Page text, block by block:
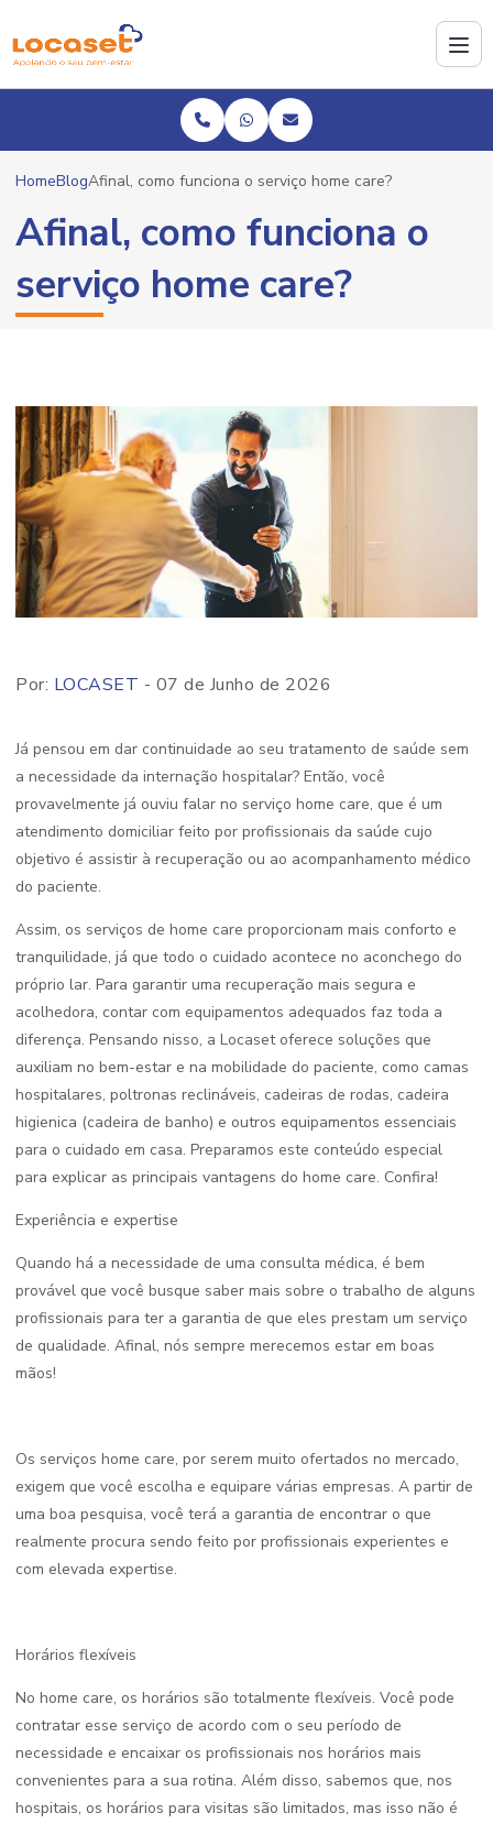
HomeBlogAfinal, como funciona o serviço home care?
Afinal, como funciona o
serviço home care?
Por: LOCASET - 07 de Junho de 2026
Já pensou em dar continuidade ao seu tratamento de saúde sem
a necessidade da internação hospitalar? Então, você
provavelmente já ouviu falar no serviço home care, que é um
atendimento domiciliar feito por profissionais da saúde cujo
objetivo é assistir à recuperação ou ao acompanhamento médico
do paciente.
Assim, os serviços de home care proporcionam mais conforto e
tranquilidade, já que todo o cuidado acontece no aconchego do
próprio lar. Para garantir uma recuperação mais segura e
acolhedora, contar com equipamentos adequados faz toda a
diferença. Pensando nisso, a Locaset oferece soluções que
auxiliam no bem-estar e na mobilidade do paciente, como camas
hospitalares, poltronas reclináveis, cadeiras de rodas, cadeira
higienica (cadeira de banho) e outros equipamentos essenciais
para o cuidado em casa. Preparamos este conteúdo especial
para explicar as principais vantagens do home care. Confira!
Experiência e expertise
Quando há a necessidade de uma consulta médica, é bem
provável que você busque saber mais sobre o trabalho de alguns
profissionais para ter a garantia de que eles prestam um serviço
de qualidade. Afinal, nós sempre merecemos estar em boas
mãos!
Os serviços home care, por serem muito ofertados no mercado,
exigem que você escolha e equipare várias empresas. A partir de
uma boa pesquisa, você terá a garantia de encontrar o que
realmente procura sendo feito por profissionais experientes e
com elevada expertise.
Horários flexíveis
No home care, os horários são totalmente flexíveis. Você pode
contratar esse serviço de acordo com o seu período de
necessidade e encaixar os profissionais nos horários mais
convenientes para a sua rotina. Além disso, sabemos que, nos
hospitais, os horários para visitas são limitados, mas isso não é